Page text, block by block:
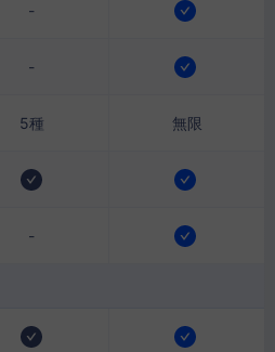
-
-
5種 無限
-